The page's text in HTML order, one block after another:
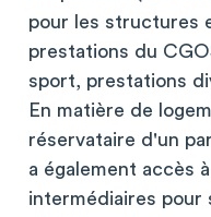
pour les structures
prestations du
sport, prestations
En matière de
réservataire d'un
a également accès
intermédiaires pour